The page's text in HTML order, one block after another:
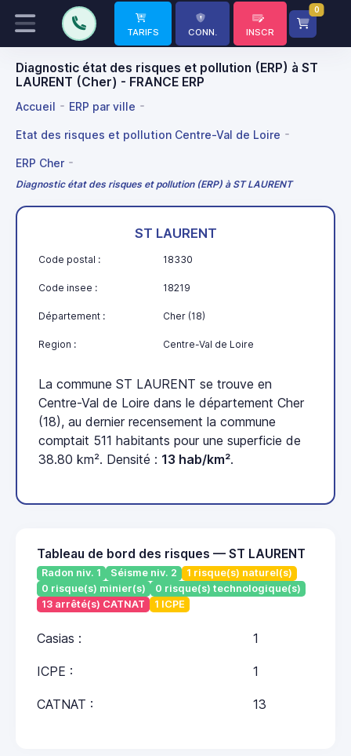
TARIFS CONN. INSCR
0
Diagnostic état des risques et pollution (ERP) à ST
LAURENT (Cher) - FRANCE ERP
Accueil ERP par ville
Etat des risques et pollution Centre-Val de Loire
ERP Cher
Diagnostic état des risques et pollution (ERP) à ST LAURENT
ST LAURENT
Code postal : 18330
Code insee : 18219
Département : Cher (18)
Region : Centre-Val de Loire
La commune ST LAURENT se trouve en
Centre-Val de Loire dans le département Cher
(18), au dernier recensement la commune
comptait 511 habitants pour une superficie de
38.80 km². Densité : 13 hab/km².
Tableau de bord des risques — ST LAURENT
Radon niv. 1 Séisme niv. 2
1 risque(s) naturel(s)
0 risque(s) minier(s)
0 risque(s) technologique(s)
13 arrêté(s) CATNAT
1 ICPE
Casias : 1
ICPE : 1
CATNAT : 13